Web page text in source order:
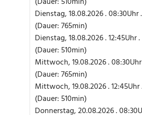
Dienstag, 18.08.2026 . 08:30Uhr .
(Dauer: 765min)
Dienstag, 18.08.2026 . 12:45Uhr .
(Dauer: 510min)
Mittwoch, 19.08.2026 .
(Dauer: 765min)
Mittwoch, 19.08.2026 . 12:45Uhr
(Dauer: 510min)
Donnerstag, 20.08.2026 .